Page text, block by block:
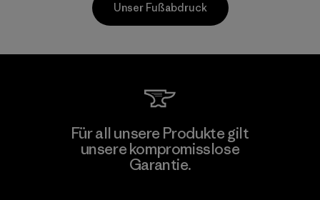
Toyota Tsusho
Material-supplier
Unser Fußabdruck
Für all unsere Produkte gilt
unsere kompromisslose
Garantie.